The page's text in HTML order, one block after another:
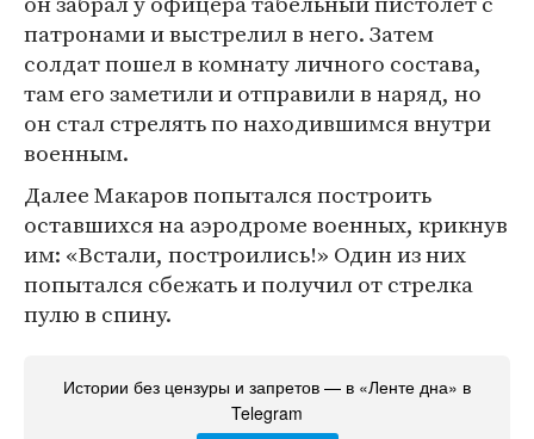
патронами и выстрелил в него. Затем
солдат пошел в комнату личного состава,
там его заметили и отправили в наряд, но
он стал стрелять по находившимся внутри
военным.
Далее Макаров попытался построить
оставшихся на аэродроме военных, крикнув
им: «Встали, построились!» Один из них
попытался сбежать и получил от стрелка
пулю в спину.
Истории без цензуры и запретов — в «Ленте дна» в
Telegram